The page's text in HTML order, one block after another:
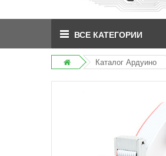
ВСЕ КАТЕГОРИИ
Каталог Ардуино